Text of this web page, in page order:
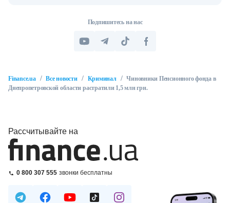
Подпишитесь на нас
Finance.ua / Все новости / Криминал / Чиновники Пенсионного фонда в
Днепропетровской области растратили 1,5 млн грн.
Рассчитывайте на
0 800 307 555 звонки бесплатны